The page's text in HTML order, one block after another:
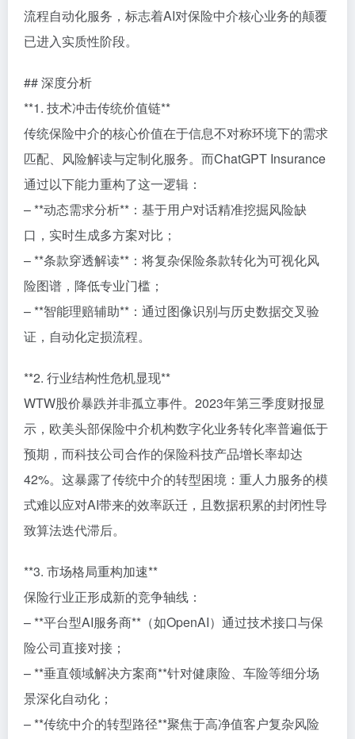
流程自动化服务，标志着AI对保险中介核心业务的颠覆
已进入实质性阶段。
## 深度分析
**1. 技术冲击传统价值链**
传统保险中介的核心价值在于信息不对称环境下的需求
匹配、风险解读与定制化服务。而ChatGPT Insurance
通过以下能力重构了这一逻辑：
– **动态需求分析**：基于用户对话精准挖掘风险缺
口，实时生成多方案对比；
– **条款穿透解读**：将复杂保险条款转化为可视化风
险图谱，降低专业门槛；
– **智能理赔辅助**：通过图像识别与历史数据交叉验
证，自动化定损流程。
**2. 行业结构性危机显现**
WTW股价暴跌并非孤立事件。2023年第三季度财报显
示，欧美头部保险中介机构数字化业务转化率普遍低于
预期，而科技公司合作的保险科技产品增长率却达
42%。这暴露了传统中介的转型困境：重人力服务的模
式难以应对AI带来的效率跃迁，且数据积累的封闭性导
致算法迭代滞后。
**3. 市场格局重构加速**
保险行业正形成新的竞争轴线：
– **平台型AI服务商**（如OpenAI）通过技术接口与保
险公司直接对接；
– **垂直领域解决方案商**针对健康险、车险等细分场
景深化自动化；
– **传统中介的转型路径**聚焦于高净值客户复杂风险